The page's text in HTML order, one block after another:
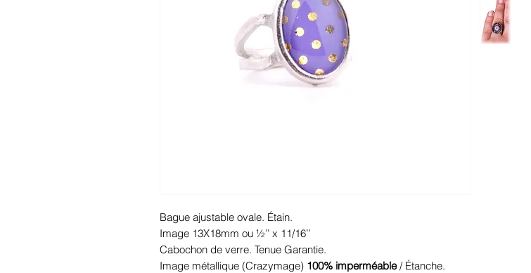
Bague ajustable ovale. Étain.
Image 13X18mm ou ½’’ x 11/16’’
Cabochon de verre. Tenue Garantie.
Image métallique (Crazymage) 100% imperméable/ Étanche.